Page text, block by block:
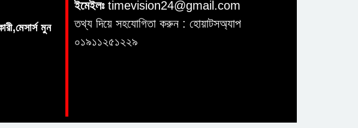
মুন
ইমেইলঃtimevision24@gmail.com
তথ্য দিয়ে সহযোগিতা করুন : হোয়াটসঅ্যাপ
০১৯১১২৫১২২৯